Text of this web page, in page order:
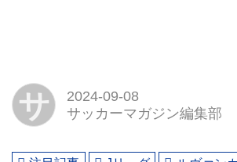
サ
2024-09-08
サッカーマガジン編集部